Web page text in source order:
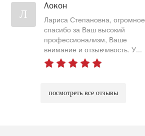
Л
Локон
Лариса Степановна, огромное
спасибо за Ваш высокий
профессионализм, Ваше
внимание и отзывчивость. У...
посмотреть все отзывы